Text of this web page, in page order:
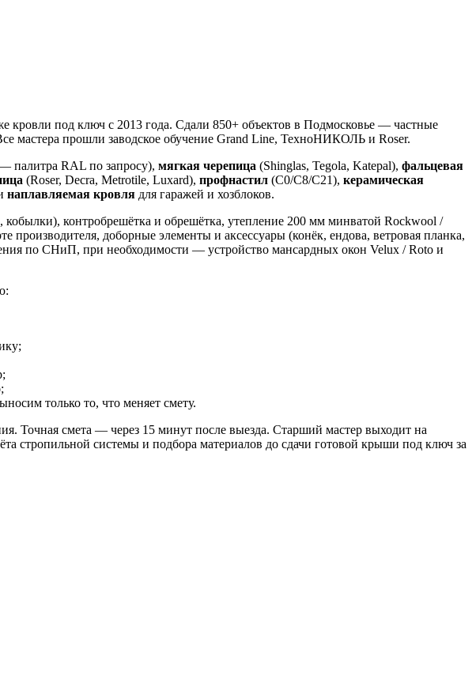
под ключ с 2013 года. Сдали 850+ объектов в Подмосковье — частные
мастера прошли заводское обучение Grand Line, ТехноНИКОЛЬ и Roser.
палитра RAL по запросу), мягкая черепица (Shinglas, Tegola, Katepal), фальцевая
(Roser, Decra, Metrotile, Luxard), профнастил (С0/С8/С21), керамическая
наплавляемая кровля для гаражей и хозблоков.
контробрешётка и обрешётка, утепление 200 мм минватой Rockwool /
доборные элементы и аксессуары (конёк, ендова, ветровая планка,
по СНиП, при необходимости — устройство мансардных окон Velux / Roto и
только то, что меняет смету.
Точная смета — через 15 минут после выезда. Старший мастер выходит на
стропильной системы и подбора материалов до сдачи готовой крыши под ключ за